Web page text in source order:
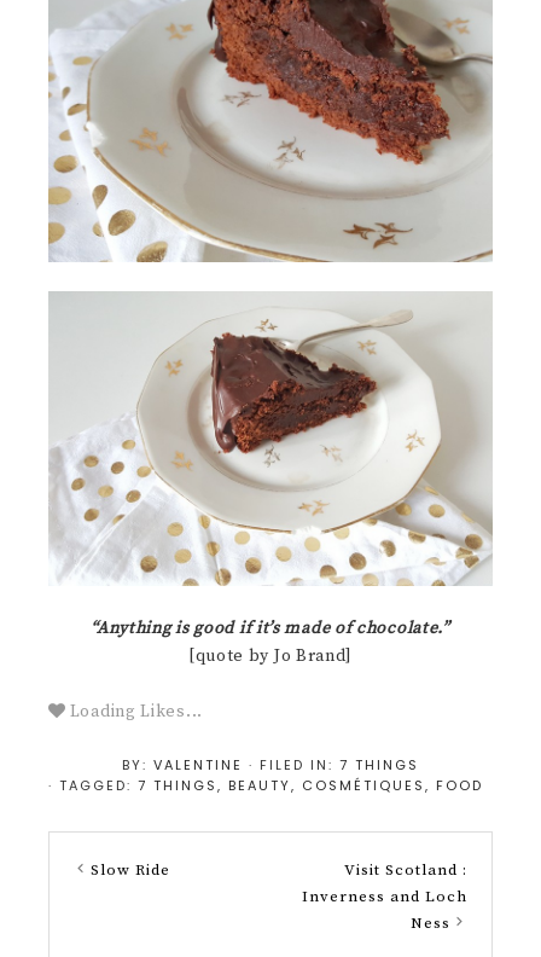
“Anything is good if it’s made of chocolate.”
[quote by Jo Brand]
Loading Likes...
BY: VALENTINE · FILED IN: 7 THINGS
· TAGGED: 7 THINGS, BEAUTY, COSMÉTIQUES, FOOD
Slow Ride
Visit Scotland :
Inverness and Loch
Ness